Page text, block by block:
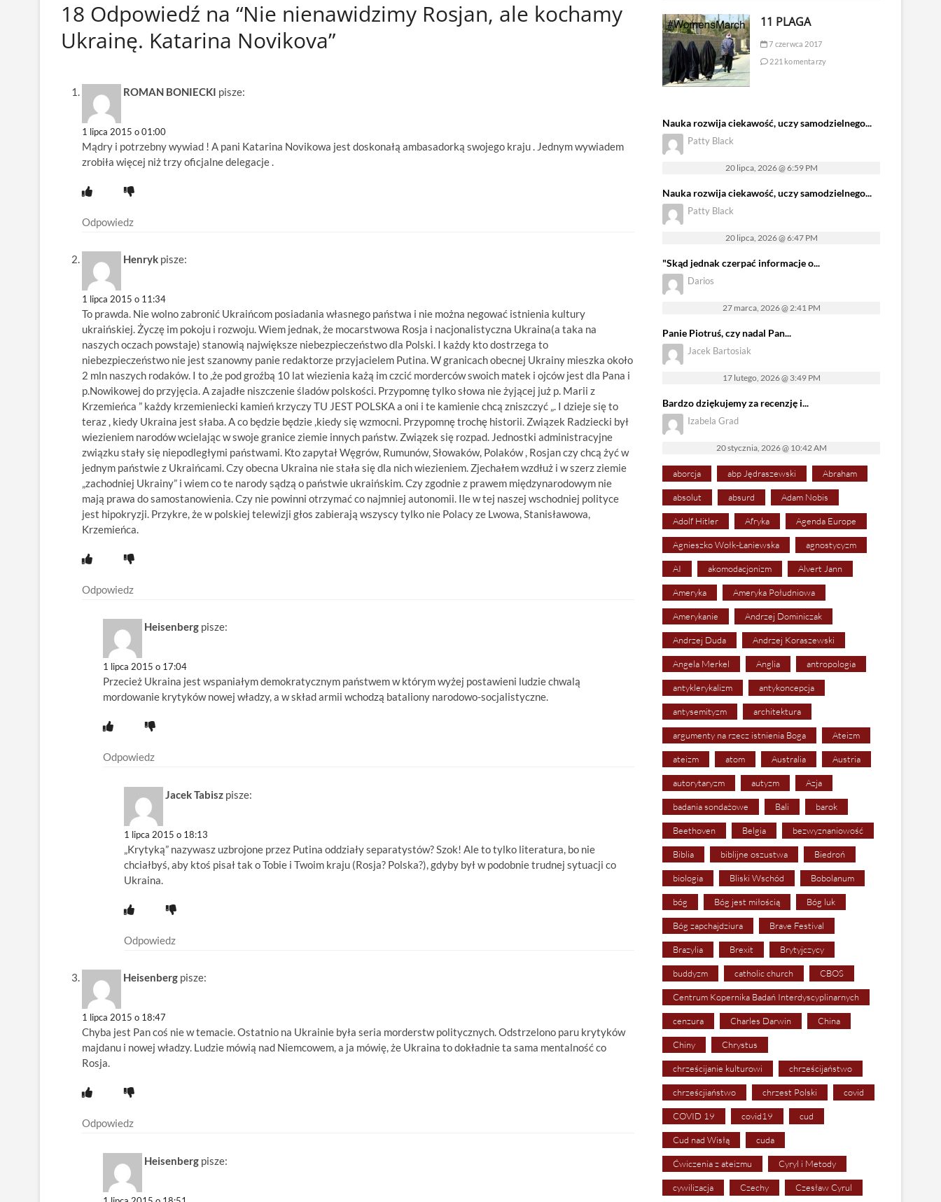
18 Odpowiedź na “Nie nienawidzimy Rosjan, ale kochamy
Ukrainę. Katarina Novikova”
ROMAN BONIECKI pisze:
1 lipca 2015 o 01:00
Mądry i potrzebny wywiad ! A pani Katarina Novikowa jest doskonałą ambasadorką swojego kraju . Jednym wywiadem
zrobiła więcej niż trzy oficjalne delegacje .
Odpowiedz
Henryk pisze:
1 lipca 2015 o 11:34
To prawda. Nie wolno zabronić Ukraińcom posiadania własnego państwa i nie można negować istnienia kultury
ukraińskiej. Życzę im pokoju i rozwoju. Wiem jednak, że mocarstwowa Rosja i nacjonalistyczna Ukraina(a taka na
naszych oczach powstaje) stanowią największe niebezpieczeństwo dla Polski. I każdy kto dostrzega to
niebezpieczeństwo nie jest szanowny panie redaktorze przyjacielem Putina. W granicach obecnej Ukrainy mieszka około
2 mln naszych rodaków. I to ,że pod groźbą 10 lat wiezienia każą im czcić morderców swoich matek i ojców jest dla Pana i
p.Nowikowej do przyjęcia. A zajadłe niszczenie śladów polskości. Przypomnę tylko słowa nie żyjącej już p. Marii z
Krzemieńca ” każdy krzemieniecki kamień krzyczy TU JEST POLSKA a oni i te kamienie chcą zniszczyć „. I dzieje się to
teraz , kiedy Ukraina jest słaba. A co będzie będzie ,kiedy się wzmocni. Przypomnę trochę historii. Związek Radziecki był
wiezieniem narodów wcielając w swoje granice ziemie innych państw. Związek się rozpad. Jednostki administracyjne
związku stały się niepodległymi państwami. Kto zapytał Węgrów, Rumunów, Słowaków, Polaków , Rosjan czy chcą żyć w
jednym państwie z Ukraińcami. Czy obecna Ukraina nie stała się dla nich wiezieniem. Zjechałem wzdłuż i w szerz ziemie
„zachodniej Ukrainy” i wiem co te narody sądzą o państwie ukraińskim. Czy zgodnie z prawem międzynarodowym nie
mają prawa do samostanowienia. Czy nie powinni otrzymać co najmniej autonomii. Ile w tej naszej wschodniej polityce
jest hipokryzji. Przykre, że w polskiej telewizji głos zabierają wszyscy tylko nie Polacy ze Lwowa, Stanisławowa,
Krzemieńca.
Odpowiedz
Heisenberg pisze:
1 lipca 2015 o 17:04
Przecież Ukraina jest wspaniałym demokratycznym państwem w którym wyżej postawieni ludzie chwalą
mordowanie krytyków nowej władzy, a w skład armii wchodzą bataliony narodowo-socjalistyczne.
Odpowiedz
Jacek Tabisz pisze:
1 lipca 2015 o 18:13
„Krytyką” nazywasz uzbrojone przez Putina oddziały separatystów? Szok! Ale to tylko literatura, bo nie
chciałbyś, aby ktoś pisał tak o Tobie i Twoim kraju (Rosja? Polska?), gdyby był w podobnie trudnej sytuacji co
Ukraina.
Odpowiedz
Heisenberg pisze:
1 lipca 2015 o 18:47
Chyba jest Pan coś nie w temacie. Ostatnio na Ukrainie była seria morderstw politycznych. Odstrzelono paru krytyków
majdanu i nowej władzy. Ludzie mówią nad Niemcowem, a ja mówię, że Ukraina to dokładnie ta sama mentalność co
Rosja.
Odpowiedz
Heisenberg pisze:
11 PLAGA
7 czerwca 2017
221 komentarzy
Nauka rozwija ciekawość, uczy samodzielnego...
Patty Black
20 lipca, 2026 @ 6:59 PM
Nauka rozwija ciekawość, uczy samodzielnego...
Patty Black
20 lipca, 2026 @ 6:47 PM
"Skąd jednak czerpać informacje o...
Darios
27 marca, 2026 @ 2:41 PM
Panie Piotruś, czy nadal Pan...
Jacek Bartosiak
17 lutego, 2026 @ 3:49 PM
Bardzo dziękujemy za recenzję i...
Izabela Grad
20 stycznia, 2026 @ 10:42 AM
aborcja abp Jędraszewski Abraham
absolut absurd Adam Nobis
Adolf Hitler Afryka Agenda Europe
Agnieszko Wołk-Łaniewska agnostycyzm
AI akomodacjonizm Alvert Jann
Ameryka Ameryka Południowa
Amerykanie Andrzej Dominiczak
Andrzej Duda Andrzej Koraszewski
Angela Merkel Anglia antropologia
antyklerykalizm antykoncepcja
antysemityzm architektura
argumenty na rzecz istnienia Boga Ateizm
ateizm atom Australia Austria
autorytaryzm autyzm Azja
badania sondażowe Bali barok
Beethoven Belgia bezwyznaniowość
Biblia biblijne oszustwa Biedroń
biologia Bliski Wschód Bobolanum
bóg Bóg jest miłością Bóg luk
Bóg zapchajdziura Brave Festival
Brazylia Brexit Brytyjczycy
buddyzm catholic church CBOS
Centrum Kopernika Badań Interdyscyplinarnych
cenzura Charles Darwin China
Chiny Chrystus
chrześcijanie kulturowi chrześcijaństwo
chrześcjiaństwo chrzest Polski covid
COVID 19 covid19 cud
Cud nad Wisłą cuda
Ćwiczenia z ateizmu Cyryl i Metody
cywilizacja Czechy Czesław Cyrul